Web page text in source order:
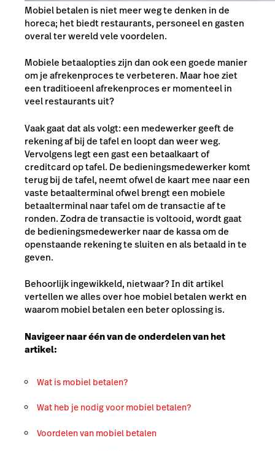
Mobiel betalen is niet meer weg te denken in de
horeca; het biedt restaurants, personeel en gasten
overal ter wereld vele voordelen.
Mobiele betaalopties zijn dan ook een goede manier
om je afrekenproces te verbeteren. Maar hoe ziet
een traditioeenl afrekenproces er momenteel in
veel restaurants uit?
Vaak gaat dat als volgt: een medewerker geeft de
rekening af bij de tafel en loopt dan weer weg.
Vervolgens legt een gast een betaalkaart of
creditcard op tafel. De bedieningsmedewerker komt
terug bij de tafel, neemt ofwel de kaart mee naar een
vaste betaalterminal ofwel brengt een mobiele
betaalterminal naar tafel om de transactie af te
ronden. Zodra de transactie is voltooid, wordt gaat
de bedieningsmedewerker naar de kassa om de
openstaande rekening te sluiten en als betaald in te
geven.
Behoorlijk ingewikkeld, nietwaar? In dit artikel
vertellen we alles over hoe mobiel betalen werkt en
waarom mobiel betalen een beter oplossing is.
Navigeer naar één van de onderdelen van het
artikel:
Wat is mobiel betalen?
Wat heb je nodig voor mobiel betalen?
Voordelen van mobiel betalen